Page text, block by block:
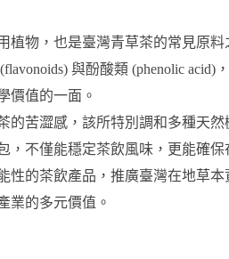
物，也是臺灣青草茶的常見原料
與酚酸類 (phenolic acid)
價值的一面。
苦澀感，該所特別調和多種天然
不僅能穩定茶飲風味，更能確
的茶飲產品，推廣臺灣在地草
業的多元價值。